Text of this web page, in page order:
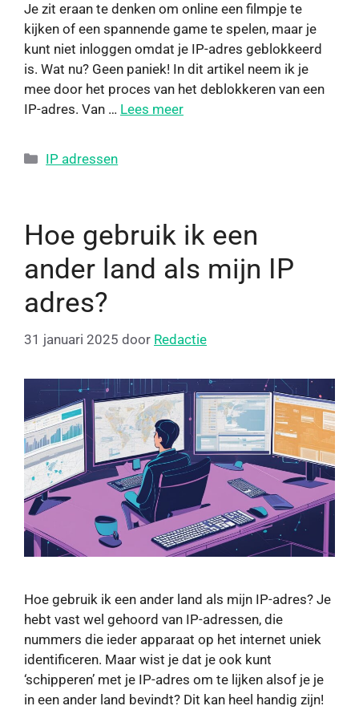
Je zit eraan te denken om online een filmpje te
kijken of een spannende game te spelen, maar je
kunt niet inloggen omdat je IP-adres geblokkeerd
is. Wat nu? Geen paniek! In dit artikel neem ik je
mee door het proces van het deblokkeren van een
IP-adres. Van … Lees meer
IP adressen
Hoe gebruik ik een
ander land als mijn IP
adres?
31 januari 2025 door Redactie
Hoe gebruik ik een ander land als mijn IP-adres? Je
hebt vast wel gehoord van IP-adressen, die
nummers die ieder apparaat op het internet uniek
identificeren. Maar wist je dat je ook kunt
‘schipperen’ met je IP-adres om te lijken alsof je je
in een ander land bevindt? Dit kan heel handig zijn!